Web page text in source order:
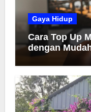
Gaya Hidup
Cara Top Up
dengan